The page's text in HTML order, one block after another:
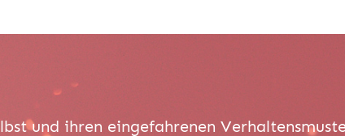
und ihren eingefahrenen